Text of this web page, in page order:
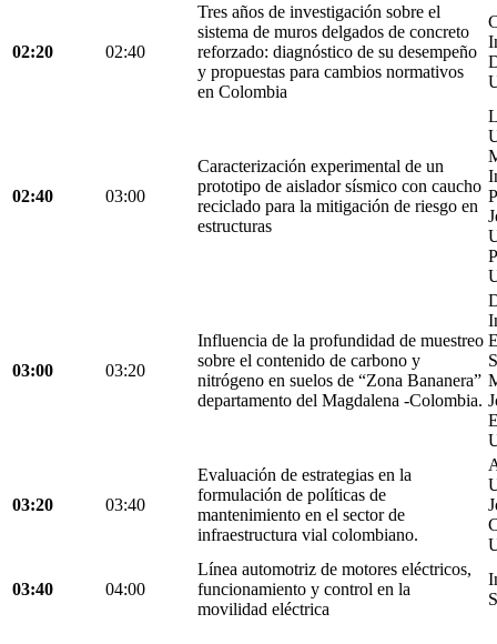
02:20 02:40
Tres años de investigación sobre el
sistema de muros delgados de concreto
reforzado: diagnóstico de su desempeño
y propuestas para cambios normativos
en Colombia
02:40 03:00
Caracterización experimental de un
prototipo de aislador sísmico con caucho
reciclado para la mitigación de riesgo en
estructuras
03:00 03:20
Influencia de la profundidad de muestreo
sobre el contenido de carbono y
nitrógeno en suelos de “Zona Bananera”
departamento del Magdalena -Colombia.
03:20 03:40
Evaluación de estrategias en la
formulación de políticas de
mantenimiento en el sector de
infraestructura vial colombiano.
03:40 04:00
Línea automotriz de motores eléctricos,
funcionamiento y control en la
movilidad eléctrica